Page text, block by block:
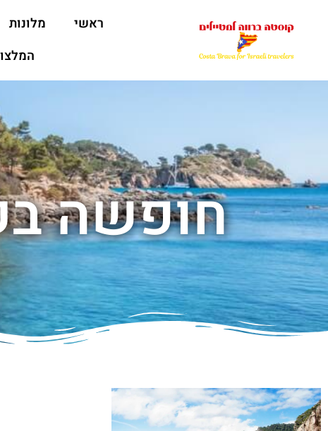
ראשי מלונות
חופשה